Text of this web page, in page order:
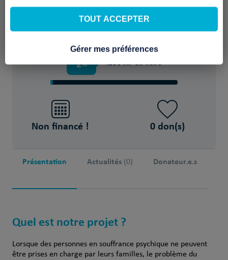
24 Personnes en situation de handicap
2% 420€sur 18 615€
Non financé ! 0 don(s)
Présentation Actualités (0) Donateur.e.s
Quel est notre projet ?
Lorsque des personnes en souffrance psychique ne peuvent
être prises en charge par leurs familles, le problème du
TOUT ACCEPTER
Gérer mes préférences